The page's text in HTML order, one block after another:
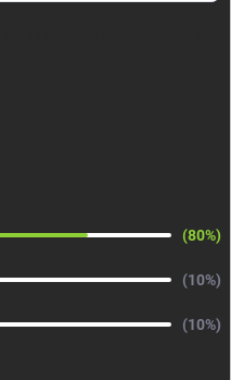
(80%)
(10%)
(10%)